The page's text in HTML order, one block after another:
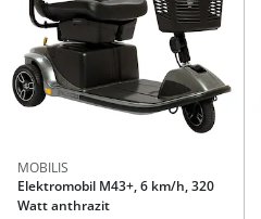
MOBILIS
Elektromobil M43+, 6 km/h, 320
Watt anthrazit